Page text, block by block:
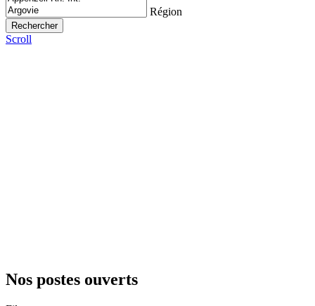
Région
Scroll
Nos postes ouverts